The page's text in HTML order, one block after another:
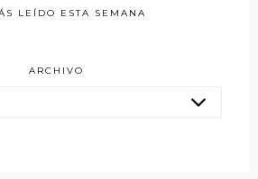
LEÍDO ESTA SEMANA
ARCHIVO